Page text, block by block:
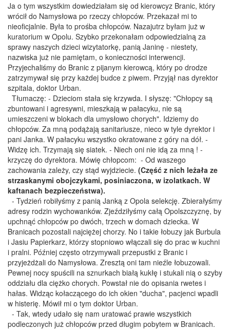
Ja o tym wszystkim dowiedziałam się od kierowcyz Branic, który
wrócił do Namysłowa po rzeczy chłopców. Przekazał mi to
nieoficjalnie. Była to prośba chłopców. Nazajutrz byłam już w
kuratorium w Opolu. Szybko przekonałam odpowiedzialną za
sprawy naszych dzieci wizytatorkę, panią Janinę - niestety,
nazwiska już nie pamiętam, o konieczności interwencji.
Przyjechaliśmy do Branic z pijanym kierowcą, który po drodze
zatrzymywał się przy każdej budce z piwem. Przyjął nas dyrektor
szpitala, doktor Urban.
Tłumaczę: - Dzieciom stała się krzywda. I słyszę: "Chłopcy są
zbuntowani i agresywni, mieszkają w pałacyku, nie są
umieszczeni w blokach dla umysłowo chorych". Idziemy do
chłopców. Za mną podążają sanitariusze, nieco w tyle dyrektor i
pani Janka. W pałacyku wszystko okratowane z góry na dół. -
Widzę ich. Trzymają się siatek. - Niech oni nie idą za mną ! -
krzyczę do dyrektora. Mówię chłopcom: - Od waszego
zachowania zależy, czy stąd wyjdziecie. (Część z nich leżała ze
strzaskanymi obojczykami, posiniaczona, w izolatkach. W
kaftanach bezpieczeństwa).
- Tydzień robiłyśmy z panią Janką z Opola selekcję. Zbierałyśmy
adresy rodzin wychowanków. Zjeździłyśmy całą Opolszczyznę, by
upchnąć chłopców po dwóch, trzech w domach dziecka. W
Branicach pozostali najciężej chorzy. No i takie łobuzy jak Burbula
i Jasiu Papierkarz, którzy stopniowo włączali się do prac w kuchni
i pralni. Później często otrzymywali przepustki z Branic i
przyjeżdżali do Namysłowa. Zresztą oni tam nieźle łobuzowali.
Pewnej nocy spuścili na sznurkach białą kukłę i stukali nią o szyby
oddziału dla ciężko chorych. Powstał nie do opisania rwetes i
hałas. Widząc kołaczącego do ich okien "ducha", pacjenci wpadli
w histerię. Mówił mi o tym doktor Urban.
- Tak, wtedy udało się nam uratować prawie wszystkich
podleczonych już chłopców przed długim pobytem w Branicach.